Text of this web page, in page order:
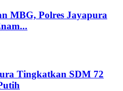
MBG, Polres Jayapura
Tingkatkan SDM 72